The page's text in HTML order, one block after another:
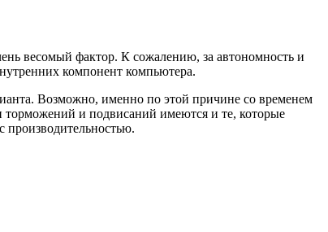
весомый фактор. К сожалению, за автономность и
компонент компьютера.
Возможно, именно по этой причине со временем
торможений и подвисаний имеются и те, которые
производительностью.